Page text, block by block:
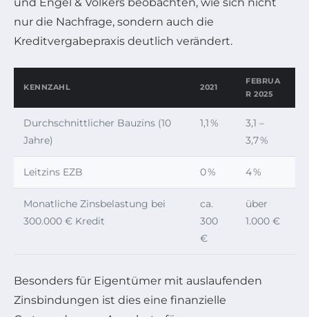
nur die Nachfrage, sondern auch die
Kreditvergabepraxis deutlich verändert.
KENNZAHL 2021
FEBRUA
R 2025
Durchschnittlicher Bauzins (10
Jahre)
1,1 %
3,1 –
3,7 %
Leitzins EZB 0 % 4 %
Monatliche Zinsbelastung bei
300.000 € Kredit
ca.
300
€
über
1.000 €
Besonders für Eigentümer mit auslaufenden
Zinsbindungen ist dies eine finanzielle